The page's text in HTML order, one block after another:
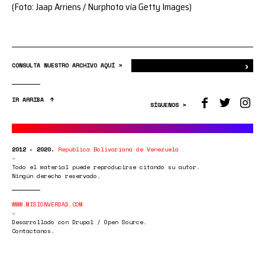
(Foto: Jaap Arriens / Nurphoto vía Getty Images)
CONSULTA NUESTRO ARCHIVO AQUÍ > ›
IR ARRIBA
SÍGUENOS >
2012 - 2020. República Bolivariana de Venezuela
Todo el material puede reproducirse citando su autor.
Ningún derecho reservado.
WWW.MISIONVERDAD.COM
Desarrollado con Drupal / Open Source.
Contáctanos.